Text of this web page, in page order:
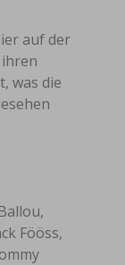
auf der
was die
Fööss,